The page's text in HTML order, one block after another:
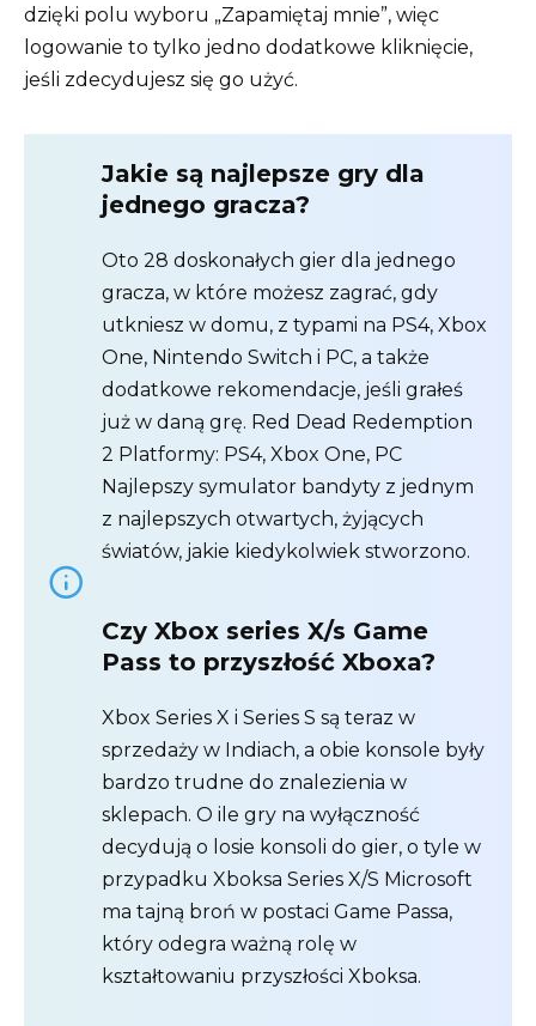
dzięki polu wyboru „Zapamiętaj mnie”, więc
logowanie to tylko jedno dodatkowe kliknięcie,
jeśli zdecydujesz się go użyć.
Jakie są najlepsze gry dla
jednego gracza?
Oto 28 doskonałych gier dla jednego
gracza, w które możesz zagrać, gdy
utkniesz w domu, z typami na PS4, Xbox
One, Nintendo Switch i PC, a także
dodatkowe rekomendacje, jeśli grałeś
już w daną grę. Red Dead Redemption
2 Platformy: PS4, Xbox One, PC
Najlepszy symulator bandyty z jednym
z najlepszych otwartych, żyjących
światów, jakie kiedykolwiek stworzono.
Czy Xbox series X/s Game
Pass to przyszłość Xboxa?
Xbox Series X i Series S są teraz w
sprzedaży w Indiach, a obie konsole były
bardzo trudne do znalezienia w
sklepach. O ile gry na wyłączność
decydują o losie konsoli do gier, o tyle w
przypadku Xboksa Series X/S Microsoft
ma tajną broń w postaci Game Passa,
który odegra ważną rolę w
kształtowaniu przyszłości Xboksa.